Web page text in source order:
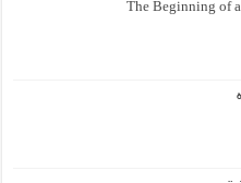
The Beginning of